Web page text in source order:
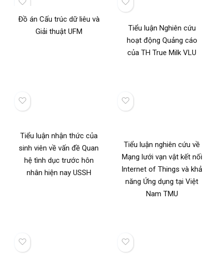
Đồ án Cấu trúc dữ liêu và
Giải thuật UFM
Tiểu luận Nghiên cứu
hoạt động Quảng cáo
của TH True Milk VLU
Tiểu luận nhận thức của
sinh viên về vấn đề Quan
hệ tình dục trước hôn
nhân hiện nay USSH
Tiểu luận nghiên cứu về
Mạng lưới vạn vật kết nối
Internet of Things và khả
năng Ứng dụng tại Việt
Nam TMU